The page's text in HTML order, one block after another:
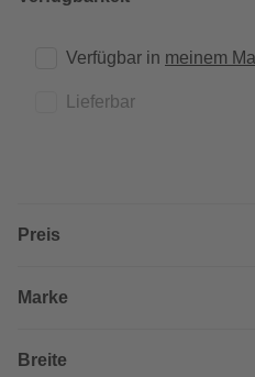
Verfügbar in meinem
Lieferbar
Preis
Marke
Breite